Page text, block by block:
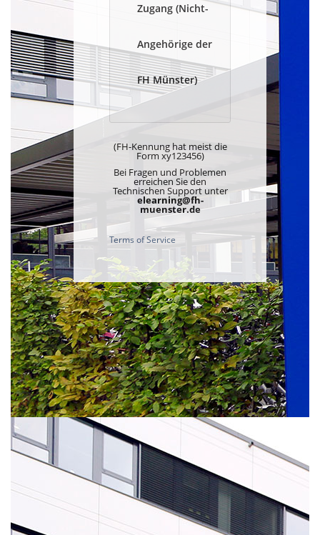
Zugang (Nicht-
Angehörige der
FH Münster)
(FH-Kennung hat meist die
Form xy123456)
Bei Fragen und Problemen
erreichen Sie den
Technischen Support unter
elearning@fh-
muenster.de
Terms of Service